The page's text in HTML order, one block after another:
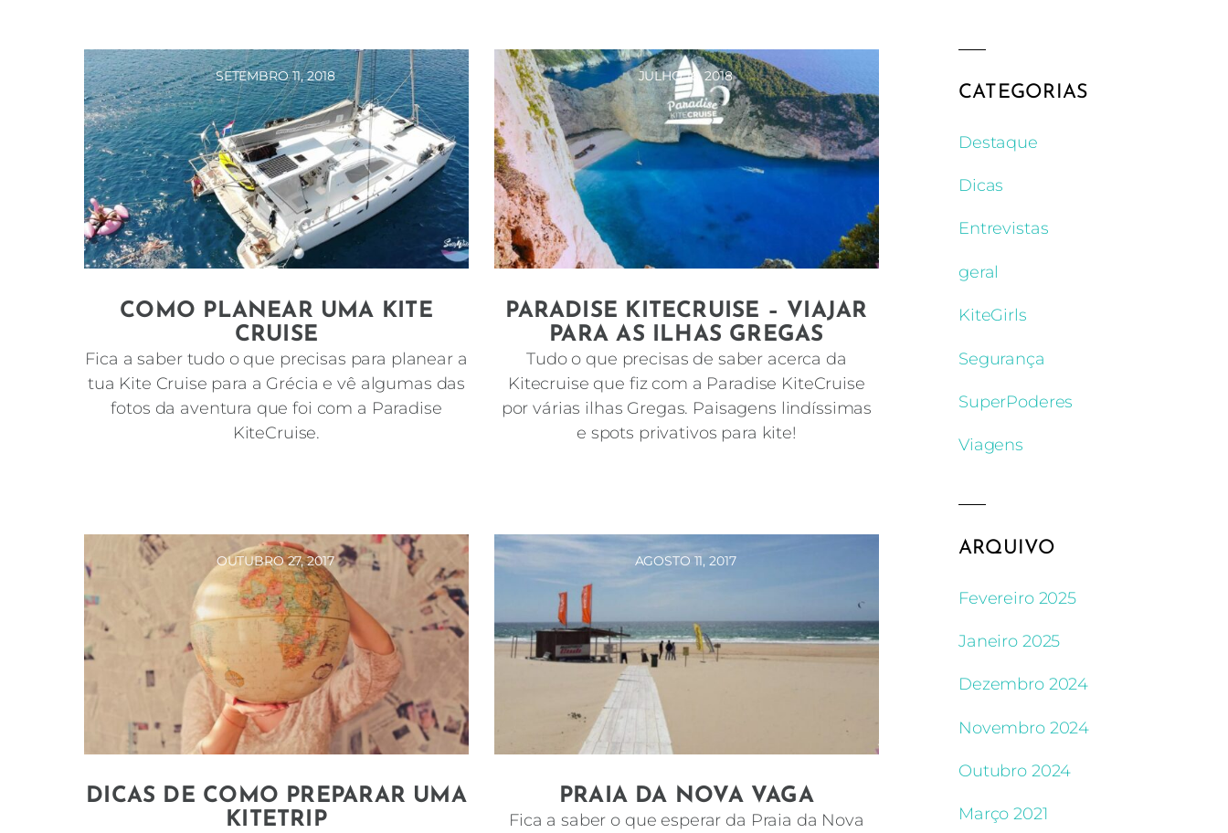
SETEMBRO 11, 2018
COMO PLANEAR UMA KITE
CRUISE
Fica a saber tudo o que precisas para planear a
tua Kite Cruise para a Grécia e vê algumas das
fotos da aventura que foi com a Paradise
KiteCruise.
JULHO 16, 2018
PARADISE KITECRUISE – VIAJAR
PARA AS ILHAS GREGAS
Tudo o que precisas de saber acerca da
Kitecruise que fiz com a Paradise KiteCruise
por várias ilhas Gregas. Paisagens lindíssimas
e spots privativos para kite!
OUTUBRO 27, 2017
DICAS DE COMO PREPARAR UMA
KITETRIP
AGOSTO 11, 2017
PRAIA DA NOVA VAGA
Fica a saber o que esperar da Praia da Nova
CATEGORIAS
Destaque
Dicas
Entrevistas
geral
KiteGirls
Segurança
SuperPoderes
Viagens
ARQUIVO
Fevereiro 2025
Janeiro 2025
Dezembro 2024
Novembro 2024
Outubro 2024
Março 2021